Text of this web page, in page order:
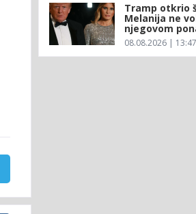
Tramp otkrio
Melanija ne
njegovom
08.08.2026 | 13:47